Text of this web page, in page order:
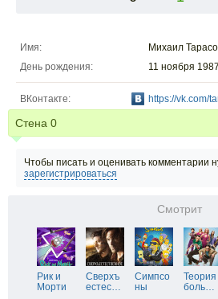
Имя:
Михаил
День рождения:
11 ноября
ВКонтакте: https://vk.com/
Стена 0
Чтобы писать и оценивать комментарии
зарегистрироваться
Смотрит
Рик и
Морти
Сверхъ
естес…
Симпсо
ны
Теория
боль…